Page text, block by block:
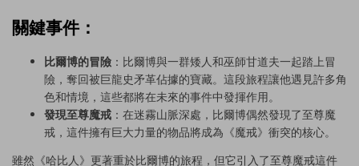
關鍵事件：
比爾博的冒險 ：比爾博與一群矮人和巫師甘道夫一起踏上冒
險，奪回被巨龍史矛革佔據的寶藏。這段旅程讓他遇見許多角
色和情境，這些都將在未來的事件中發揮作用。
發現至尊魔戒 ：在迷霧山脈深處，比爾博偶然發現了至尊魔
戒，這件擁有巨大力量的物品將成為《魔戒》衝突的核心。
雖然《哈比人》更著重於比爾博的旅程，但它引入了至尊魔戒這件